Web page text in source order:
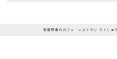
安曇野市のカフェ・レストラン ラトリエ